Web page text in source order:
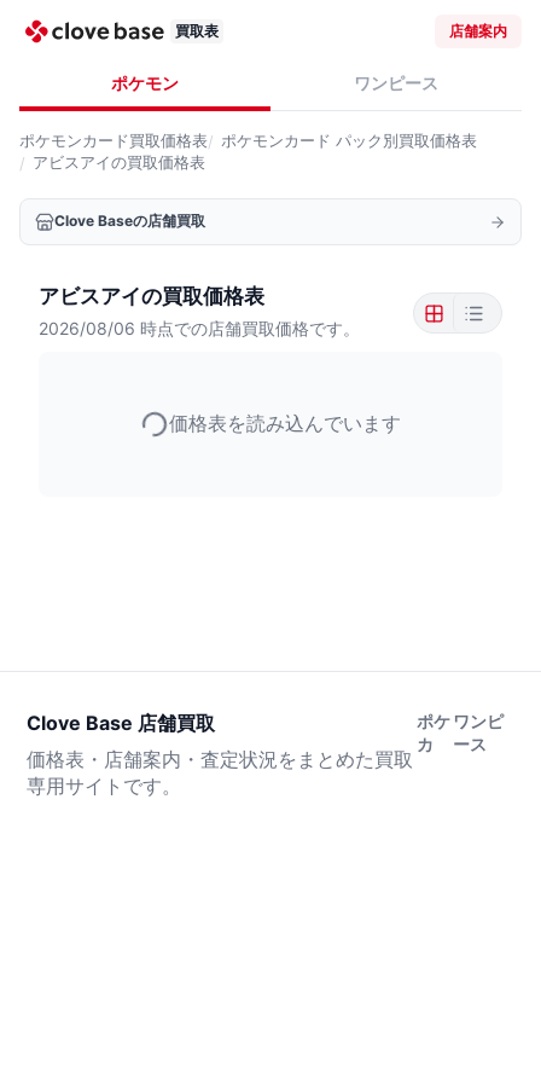
買取表 店舗案内
ポケモン ワンピース
ポケモンカード買取価格表 ポケモンカード パック別買取価格表
アビスアイの買取価格表
Clove Baseの店舗買取
アビスアイの買取価格表
2026/08/06 時点での店舗買取価格です。
価格表を読み込んでいます
Clove Base 店舗買取
価格表・店舗案内・査定状況をまとめた買取
専用サイトです。
ポケ
カ
ワンピ
ース